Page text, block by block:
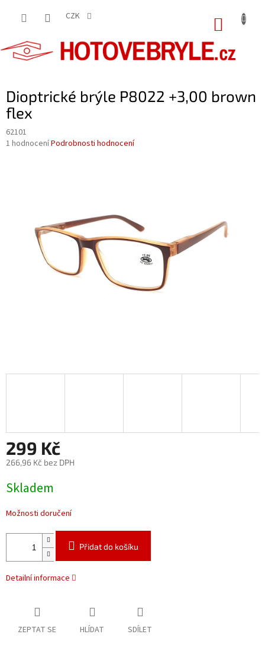
CZK
Dioptrické brýle P8022 +3,00 brown
flex
62101
Průměrné
1 hodnoceníPodrobnosti hodnocení
299 Kč
266,96 Kč bez DPH
cena:
Skladem
Možnosti doručení
Přidat do košíku
Detailní informace
ZEPTAT SE HLÍDAT SDÍLET